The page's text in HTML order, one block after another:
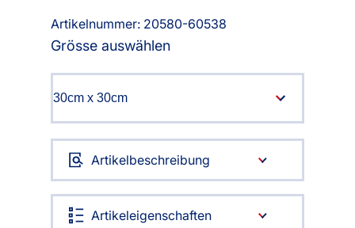
Artikelnummer: 20580-60538
Grösse auswählen
Artikelbeschreibung
Artikeleigenschaften